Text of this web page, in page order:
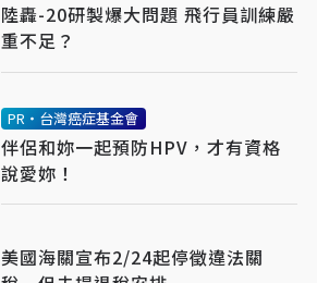
陸轟-20研製爆大問題 飛行員訓練嚴
重不足？
PR・台灣癌症基金會
伴侶和妳一起預防HPV，才有資格
說愛妳！
美國海關宣布2/24起停徵違法關